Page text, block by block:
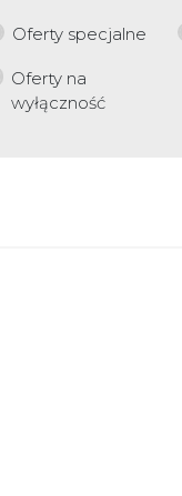
Oferty specjalne
Oferty na
wyłączność